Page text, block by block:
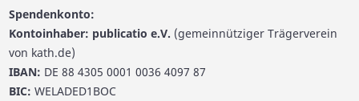
Spendenkonto:
Kontoinhaber: publicatio e.V. (gemeinnütziger Trägerverein
von kath.de)
IBAN: DE 88 4305 0001 0036 4097 87
BIC: WELADED1BOC